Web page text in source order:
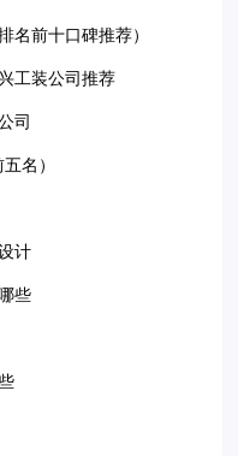
名前十口碑推荐）
工装公司推荐
司
名）
计
些